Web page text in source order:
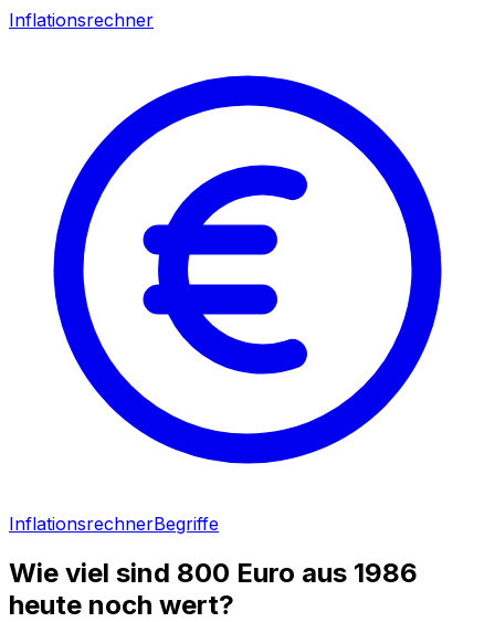
Inflationsrechner
InflationsrechnerBegriffe
Wie viel sind 800 Euro aus 1986
heute noch wert?